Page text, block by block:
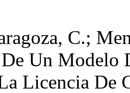
C.;
Un Modelo
Licencia De